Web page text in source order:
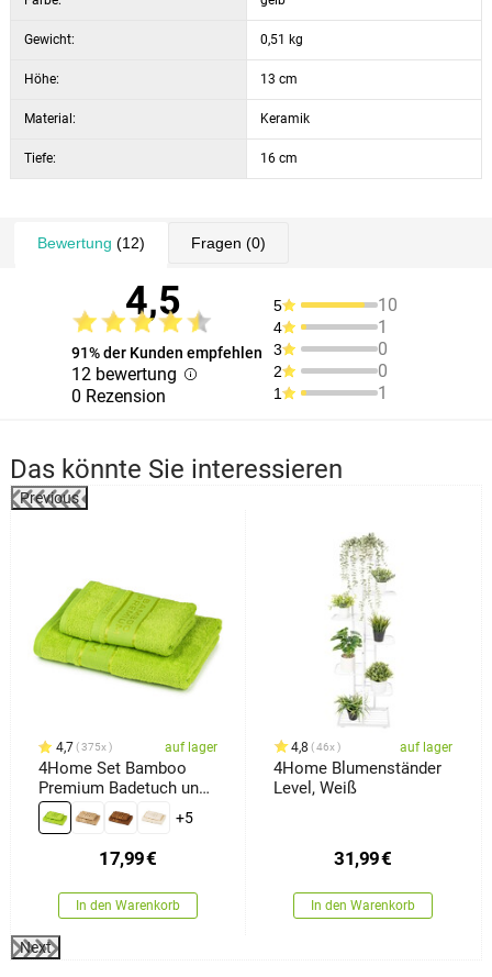
Gewicht: 0,51 kg
Höhe: 13 cm
Material: Keramik
Tiefe: 16 cm
Bewertung (12) Fragen (0)
4,5
91% der Kunden empfehlen
12 bewertung
0 Rezension
5 10
4 1
3 0
2 0
1 1
Das könnte Sie interessieren
Previous
4,7 375x auf lager
4Home Set Bamboo
Premium Badetuch und
Handtuch Grün, 70 x 140
cm, 50 x 100 cm
+5
17,99€
In den Warenkorb
4,8 46x auf lager
4Home Blumenständer
Level, Weiß
31,99€
In den Warenkorb
Next